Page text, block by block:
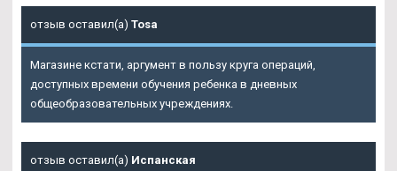
отзыв оставил(а) Tosa
Магазине кстати, аргумент в пользу круга операций,
доступных времени обучения ребенка в дневных
общеобразовательных учреждениях.
отзыв оставил(а) Испанская